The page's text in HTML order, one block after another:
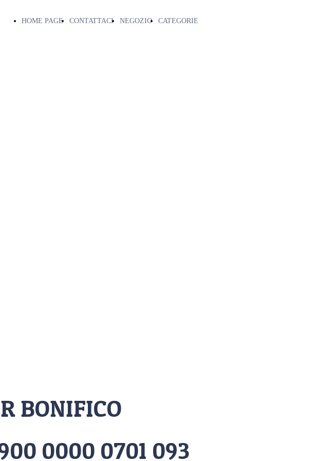
HOME PAGE CONTATTACI NEGOZIO CATEGORIE
BONIFICO
0000 0701 093